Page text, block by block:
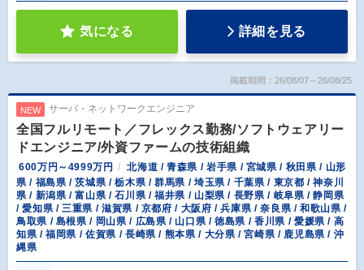
気になる 詳細を見る
掲載期間：26/08/07～26/08/25
NEW サーバ・ネットワークエンジニア
全国フルリモート／フレックス勤務/ソフトウェアリー
ドエンジニア/外資ファームの技術組織
600万円～4999万円
北海道 / 青森県 / 岩手県 / 宮城県 / 秋田県 / 山形
県 / 福島県 / 茨城県 / 栃木県 / 群馬県 / 埼玉県 / 千葉県 / 東京都 / 神奈川
県 / 新潟県 / 富山県 / 石川県 / 福井県 / 山梨県 / 長野県 / 岐阜県 / 静岡県
/ 愛知県 / 三重県 / 滋賀県 / 京都府 / 大阪府 / 兵庫県 / 奈良県 / 和歌山県 /
鳥取県 / 島根県 / 岡山県 / 広島県 / 山口県 / 徳島県 / 香川県 / 愛媛県 / 高
知県 / 福岡県 / 佐賀県 / 長崎県 / 熊本県 / 大分県 / 宮崎県 / 鹿児島県 / 沖
縄県